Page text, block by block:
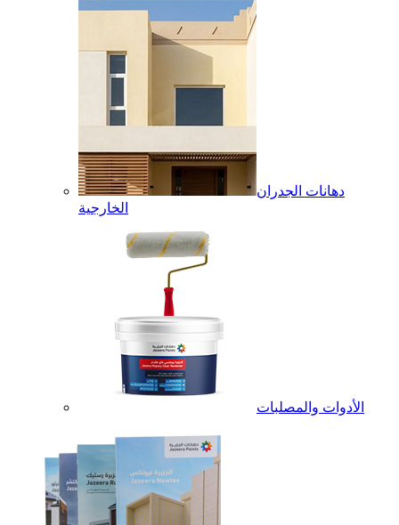
دهانات الجدران
الخارجية
الأدوات والمصلبات